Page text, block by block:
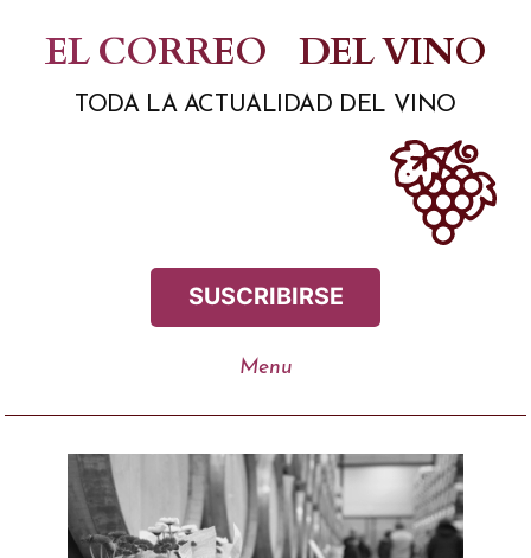
contenido
EL CORREO DEL VINO
TODA LA ACTUALIDAD DEL VINO
SUSCRIBIRSE